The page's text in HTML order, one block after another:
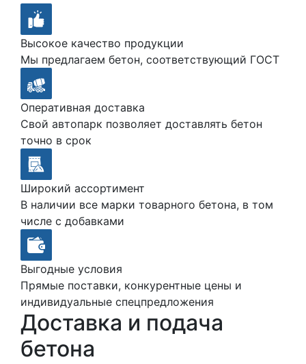
Высокое качество продукции
Мы предлагаем бетон, соответствующий ГОСТ
Оперативная доставка
Свой автопарк позволяет доставлять бетон
точно в срок
Широкий ассортимент
В наличии все марки товарного бетона, в том
числе с добавками
Выгодные условия
Прямые поставки, конкурентные цены и
индивидуальные спецпредложения
Доставка и подача
бетона